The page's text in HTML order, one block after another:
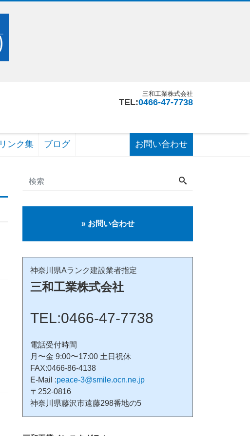
三和工業株式会社
TEL:0466-47-7738
リンク集 ブログ お問い合わせ
» お問い合わせ
神奈川県Aランク建設業者指定
三和工業株式会社
TEL:0466-47-7738
電話受付時間
月〜金 9:00〜17:00 土日祝休
FAX:0466-86-4138
E-Mail :peace-3@smile.ocn.ne.jp
〒252-0816
神奈川県藤沢市遠藤298番地の5